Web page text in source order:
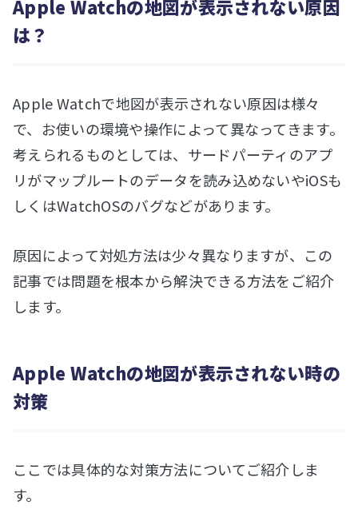
Apple Watchの地図が表示されない原因
は？
Apple Watchで地図が表示されない原因は様々
で、お使いの環境や操作によって異なってきます。
考えられるものとしては、サードパーティのアプ
リがマップルートのデータを読み込めないやiOSも
しくはWatchOSのバグなどがあります。
原因によって対処方法は少々異なりますが、この
記事では問題を根本から解決できる方法をご紹介
します。
Apple Watchの地図が表示されない時の
対策
ここでは具体的な対策方法についてご紹介しま
す。